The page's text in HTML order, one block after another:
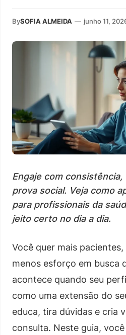
BySOFIA ALMEIDA — junho 11,
Engaje com
prova social. Veja como
para profissionais da
jeito certo no dia a dia.
Você quer mais
menos esforço em busca
acontece quando seu
como uma extensão do
educa, tira dúvidas e cria
consulta. Neste guia,